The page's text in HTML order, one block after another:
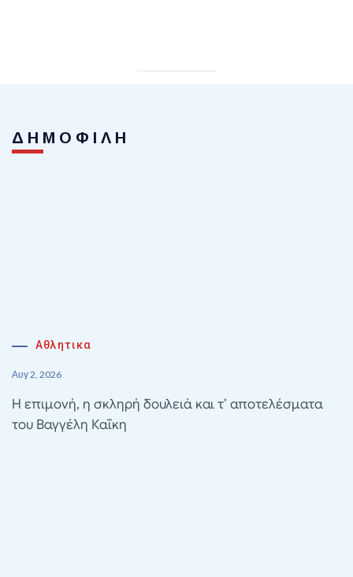
ΔΗΜΟΦΙΛΗ
Αθλητικα
Αυγ 2, 2026
Η επιμονή, η σκληρή δουλειά και τ’ αποτελέσματα
του Βαγγέλη Καΐκη